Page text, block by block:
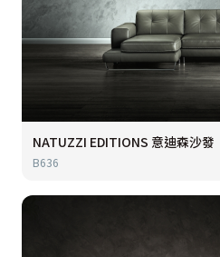
NATUZZI EDITIONS 意迪森沙發
B636